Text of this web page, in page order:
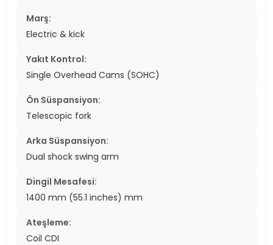
Marş:
Electric & kick
Yakıt Kontrol:
Single Overhead Cams (SOHC)
Ön Süspansiyon:
Telescopic fork
Arka Süspansiyon:
Dual shock swing arm
Dingil Mesafesi:
1400 mm (55.1 inches) mm
Ateşleme:
Coil CDI